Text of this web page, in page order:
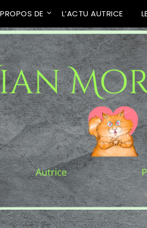
DE L’ACTU AUTRICE